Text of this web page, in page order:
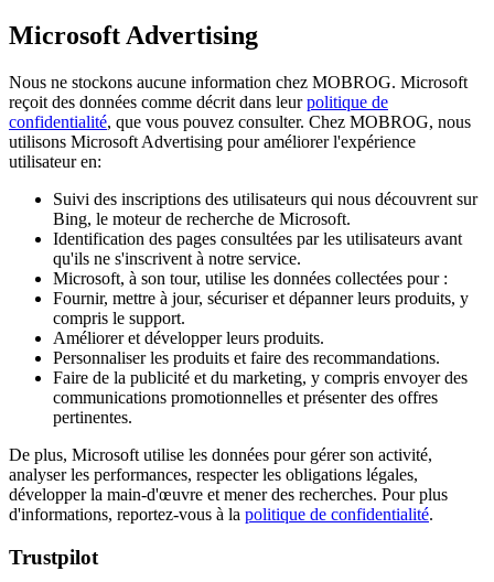
Microsoft Advertising
Nous ne stockons aucune information chez MOBROG. Microsoft
reçoit des données comme décrit dans leurpolitique de
confidentialité, que vous pouvez consulter. Chez MOBROG, nous
utilisons Microsoft Advertising pour améliorer l'expérience
utilisateur en:
Suivi des inscriptions des utilisateurs qui nous découvrent sur
Bing, le moteur de recherche de Microsoft.
Identification des pages consultées par les utilisateurs avant
qu'ils ne s'inscrivent à notre service.
Microsoft, à son tour, utilise les données collectées pour :
Fournir, mettre à jour, sécuriser et dépanner leurs produits, y
compris le support.
Améliorer et développer leurs produits.
Personnaliser les produits et faire des recommandations.
Faire de la publicité et du marketing, y compris envoyer des
communications promotionnelles et présenter des offres
pertinentes.
De plus, Microsoft utilise les données pour gérer son activité,
analyser les performances, respecter les obligations légales,
développer la main-d'œuvre et mener des recherches. Pour plus
d'informations, reportez-vous à la politique de confidentialité.
Trustpilot